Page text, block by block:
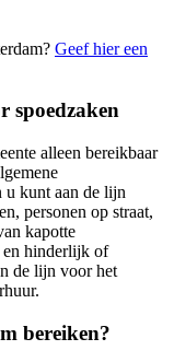
Geef hier een
spoedzaken
alleen bereikbaar
u kunt aan de lijn
personen op straat,
kapotte
en hinderlijk of
de lijn voor het
bereiken?